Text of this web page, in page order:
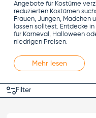
Angebote für Kostüme
reduzierten Kostümen
Frauen, Jungen, Mädchen
lassen solltest. Entdecke
für Karneval, Halloween
niedrigen Preisen.
Mehr lesen
Filter